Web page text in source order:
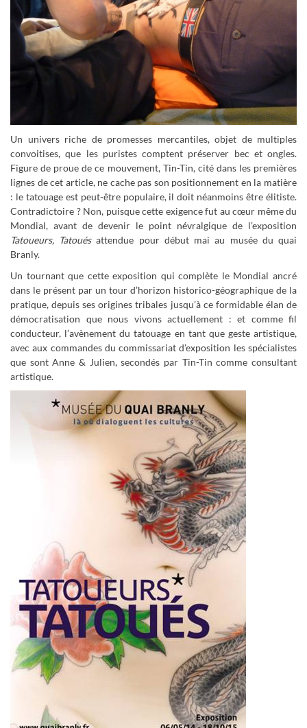
Un univers riche de promesses mercantiles, objet de multiples
convoitises, que les puristes comptent préserver bec et ongles.
Figure de proue de ce mouvement, Tin-Tin, cité dans les premières
lignes de cet article, ne cache pas son positionnement en la matière
: le tatouage est peut-être populaire, il doit néanmoins être élitiste.
Contradictoire ? Non, puisque cette exigence fut au cœur même du
Mondial, avant de devenir le point névralgique de l’exposition
Tatoueurs, Tatouésattendue pour début mai au musée du quai
Branly.
Un tournant que cette exposition qui complète le Mondial ancré
dans le présent par un tour d’horizon historico-géographique de la
pratique, depuis ses origines tribales jusqu’à ce formidable élan de
démocratisation que nous vivons actuellement : et comme fil
conducteur, l’avènement du tatouage en tant que geste artistique,
avec aux commandes du commissariat d’exposition les spécialistes
que sont Anne & Julien, secondés par Tin-Tin comme consultant
artistique.